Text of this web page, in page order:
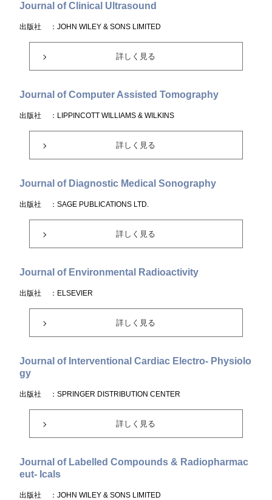
Journal of Clinical Ultrasound
出版社 ：JOHN WILEY & SONS LIMITED
詳しく見る
Journal of Computer Assisted Tomography
出版社 ：LIPPINCOTT WILLIAMS & WILKINS
詳しく見る
Journal of Diagnostic Medical Sonography
出版社 ：SAGE PUBLICATIONS LTD.
詳しく見る
Journal of Environmental Radioactivity
出版社 ：ELSEVIER
詳しく見る
Journal of Interventional Cardiac Electro- Physiolo
gy
出版社 ：SPRINGER DISTRIBUTION CENTER
詳しく見る
Journal of Labelled Compounds & Radiopharmac
eut- Icals
出版社 ：JOHN WILEY & SONS LIMITED